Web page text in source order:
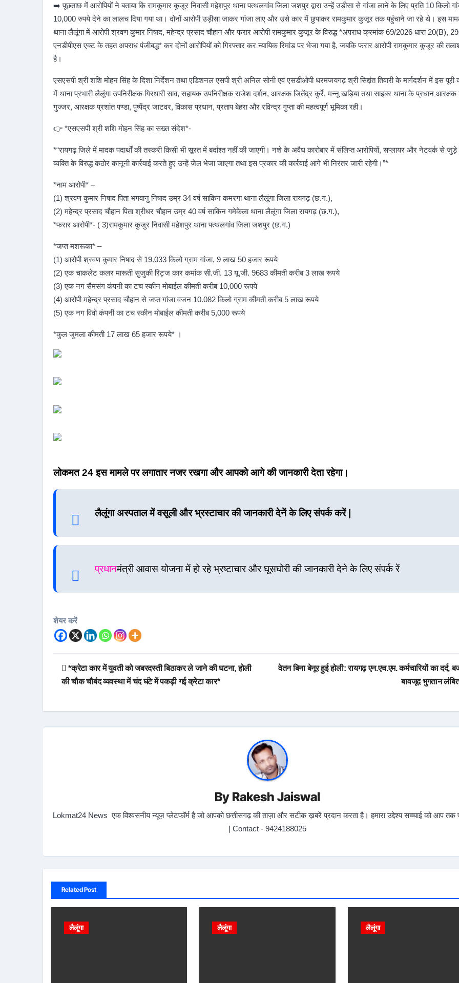
➡️ पूछताछ में आरोपियों ने बताया कि रामकुमार कुजूर निवासी महेशपुर थाना पत्थलगांव जिला जशपुर द्वारा उन्हें उड़ीसा से गांजा लाने के लिए प्रति 10 किलो
10,000 रुपये देने का लालच दिया गया था। दोनों आरोपी उड़ीसा जाकर गांजा लाए और उसे कार में छुपाकर रामकुमार कुजूर तक पहुंचाने जा रहे थे। इस
थाना लैलूंगा में आरोपी श्रवण कुमार निषाद, महेन्द्र प्रसाद चौहान और फरार आरोपी रामकुमार कुजूर के विरुद्ध *अपराध क्रमांक 69/2026 धारा 20(B), 29
एनडीपीएस एक्ट के तहत अपराध पंजीबद्ध* कर दोनों आरोपियों को गिरफ्तार कर न्यायिक रिमांड पर भेजा गया है, जबकि फरार आरोपी रामकुमार कुजूर की
है।
एसएसपी श्री शशि मोहन सिंह के दिशा निर्देशन तथा एडिशनल एसपी श्री अनिल सोनी एवं एसडीओपी धरमजयगढ़ श्री सिद्दांत तिवारी के मार्गदर्शन में इस पूरी
में थाना प्रभारी लैलूंगा उपनिरीक्षक गिरधारी साव, सहायक उपनिरीक्षक राजेश दर्शन, आरक्षक जितेंद्र कुर्रे, मन्नू खड़िया तथा साइबर थाना के प्रधान
गुज्जर, आरक्षक प्रशांत पण्डा, पुष्पेंद्र जाटवर, विकास प्रधान, प्रताप बेहरा और रविन्द्र गुप्ता की महत्वपूर्ण भूमिका रही।
👉 *एसएसपी श्री शशि मोहन सिंह का सख्त संदेश*-
*“रायगढ़ जिले में मादक पदार्थों की तस्करी किसी भी सूरत में बर्दाश्त नहीं की जाएगी। नशे के अवैध कारोबार में संलिप्त आरोपियों, सप्लायर और नेटवर्क से
व्यक्ति के विरुद्ध कठोर कानूनी कार्रवाई करते हुए उन्हें जेल भेजा जाएगा तथा इस प्रकार की कार्रवाई आगे भी निरंतर जारी रहेगी।”*
*नाम आरोपी* –
(1) श्रवण कुमार निषाद पिता भगवानु निषाद उम्र 34 वर्ष साकिन कमरगा थाना लैलूंगा जिला रायगढ़ (छ.ग.),
(2) महेन्द्र प्रसाद चौहान पिता श्रीधर चौहान उम्र 40 वर्ष साकिन गमेकेला थाना लैलूंगा जिला रायगढ़ (छ.ग.),
*फरार आरोपी*- ( 3)रामकुमार कुजुर निवासी महेशपुर थाना पत्थलगांव जिला जशपुर (छ.ग.)
*जप्त मशरूका* –
(1) आरोपी श्रवण कुमार निषाद से 19.033 किलो ग्राम गांजा, 9 लाख 50 हजार रूपये
(2) एक चाकलेट कलर मारूती सुजुकी रिट्ज कार कमांक सी.जी. 13 यू.जी. 9683 कीमती करीब 3 लाख रूपये
(3) एक नग सैमसंग कंपनी का टच स्कीन मोबाईल कीमती करीब 10,000 रूपये
(4) आरोपी महेन्द्र प्रसाद चौहान से जप्त गांजा वजन 10.082 किलो ग्राम कीमती करीब 5 लाख रूपये
(5) एक नग विवो कंपनी का टच स्कीन मोबाईल कीमती करीब 5,000 रूपये
*कुल जुमला कीमती 17 लाख 65 हजार रूपये* ।
लोकमत 24 इस मामले पर लगातार नजर रखगा और आपको आगे की जानकारी देता रहेगा।
लैलूंगा अस्पताल में वसूली और भ्रस्टाचार की जानकारी देनें के लिए संपर्क करें |
प्रधानमंत्री आवास योजना में हो रहे भ्रष्टाचार और घूसघोरी की जानकारी देने के लिए संपर्क रें
शेयर करें
*क्रेटा कार में युवती को जबरदस्ती बिठाकर ले जाने की घटना, होली
की चौक चौबंद व्यवस्था में चंद घंटे में पकड़ी गई क्रेटा कार*
वेतन बिना बेनूर हुई होली: रायगढ़ एन.एच.एम. कर्मचारियों का दर्द,
बावजूद भुगतान
By Rakesh Jaiswal
Lokmat24 News एक विश्वसनीय न्यूज़ प्लेटफॉर्म है जो आपको छत्तीसगढ़ की ताज़ा और सटीक ख़बरें प्रदान करता है। हमारा उद्देश्य सच्चाई को आप तक
| Contact - 9424188025
Related Post
लैलूंगा लैलूंगा लैलूंगा